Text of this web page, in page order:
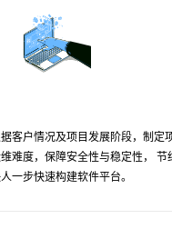
客户情况及项目发展阶段，制定
难度，保障安全性与稳定性， 节
一步快速构建软件平台。